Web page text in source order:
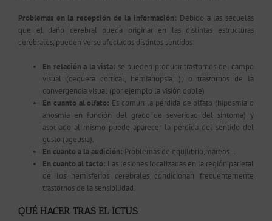
Problemas en la recepción de la información: Debido a las secuelas
que el daño cerebral pueda originar en las distintas estructuras
cerebrales, pueden verse afectados distintos sentidos:
En relación a la vista: se pueden producir trastornos del campo
visual (ceguera cortical, hemianopsia…); o trastornos de la
convergencia visual (por ejemplo la visión doble)
En cuanto al olfato: Es común la pérdida de olfato (hiposmia o
anosmia en función del grado de severidad del síntoma) y
asociado al mismo puede aparecer la pérdida del sentido del
gusto (ageusia).
En cuanto a la audición: Problemas de equilibrio,mareos…
En cuanto al tacto: Las lesiones localizadas en la región parietal
de los hemisferios cerebrales condicionan frecuentemente
trastornos de la sensibilidad.
QUÉ HACER TRAS EL ICTUS